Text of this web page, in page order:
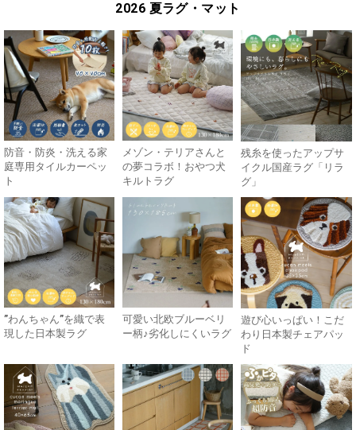
2026 夏ラグ・マット
防音・防炎・洗える家
庭専用タイルカーペッ
ト
メゾン・テリアさんと
の夢コラボ！おやつ犬
キルトラグ
残糸を使ったアップサ
イクル国産ラグ「リラ
グ」
”わんちゃん”を織で表
現した日本製ラグ
可愛い北欧ブルーベリ
ー柄♪劣化しにくいラグ
遊び心いっぱい！こだ
わり日本製チェアパッ
ド